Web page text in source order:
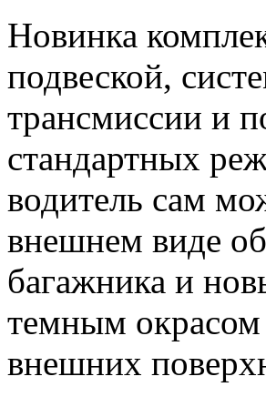
Новинка
подвеской,
трансмиссии и
стандартных
водитель сам
внешнем виде
багажника и
темным окрасом
внешних